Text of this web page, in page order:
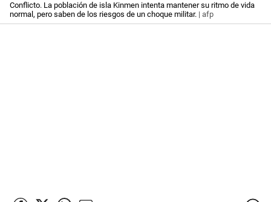
Conflicto. La población de isla Kinmen intenta mantener su ritmo de vida
normal, pero saben de los riesgos de un choque militar. | afp